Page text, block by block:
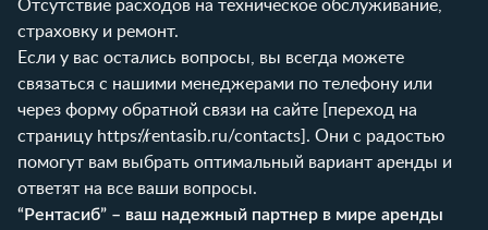
Отсутствие расходов на техническое обслуживание,
страховку и ремонт.
Если у вас остались вопросы, вы всегда можете
связаться с нашими менеджерами по телефону или
через форму обратной связи на сайте [переход на
страницу https://rentasib.ru/contacts ]. Они с радостью
помогут вам выбрать оптимальный вариант аренды и
ответят на все ваши вопросы.
“Рентасиб” – ваш надежный партнер в мире аренды